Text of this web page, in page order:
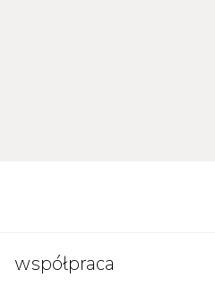
współpraca